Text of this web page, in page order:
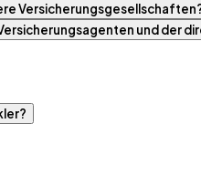
und der